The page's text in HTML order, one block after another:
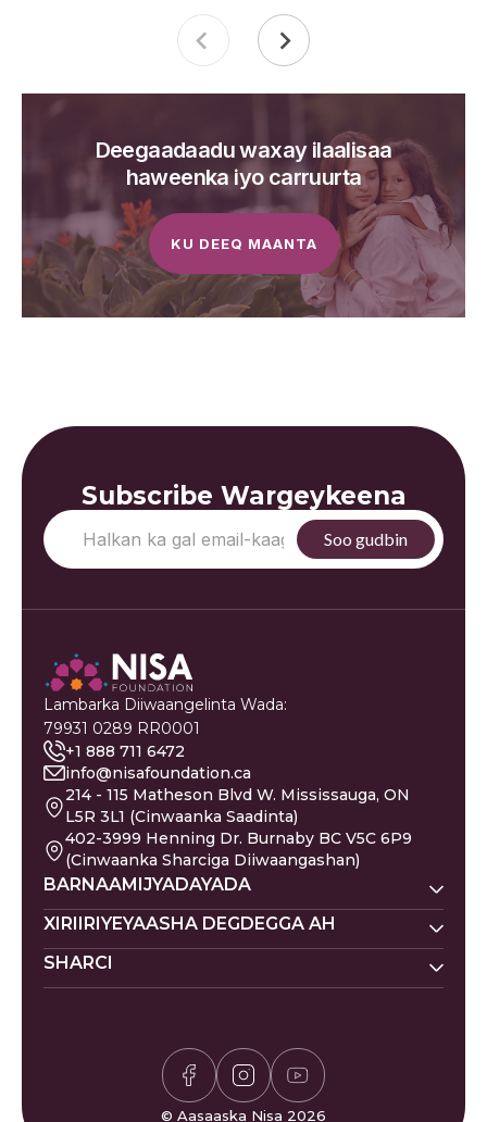
Deegaadaadu waxay ilaalisaa
haweenka iyo carruurta
KU DEEQ MAANTA
Subscribe Wargeykeena
Lambarka Diiwaangelinta Wada:
79931 0289 RR0001
+1 888 711 6472
info@nisafoundation.ca
214 - 115 Matheson Blvd W. Mississauga, ON
L5R 3L1 (Cinwaanka Saadinta)
402-3999 Henning Dr. Burnaby BC V5C 6P9
(Cinwaanka Sharciga Diiwaangashan)
BARNAAMIJYADAYADA
Nisa Homes
Nisa Khadka Caawinta
XIRIIRIYEYAASHA DEGDEGGA AH
Ku Deeq
Codsi ku Saabsan
Xisaabiyaha Sakada
Is-xilqaan
Bogaadin & Cabashooyin
Su'aalaha Badanaa La Is
SHARCI
Siyaasadda Deeq-bixiyaha
© Aasaaska Nisa 2026